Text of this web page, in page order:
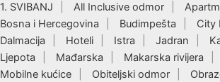
1. SVIBANJ All Inclusive odmor
Bosna i Hercegovina
Budimpešta
City
Dalmacija
Hoteli Istra Jadran
Ljepota
Mađarska Makarska rivijera
Mobilne kućice
Obiteljski odmor